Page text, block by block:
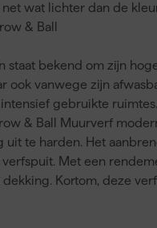
net wat lichter dan de
& Ball
staat bekend om zijn
ook vanwege zijn
gebruikte
& Ball Muurverf
te harden. Het
Met een
Kortom, deze